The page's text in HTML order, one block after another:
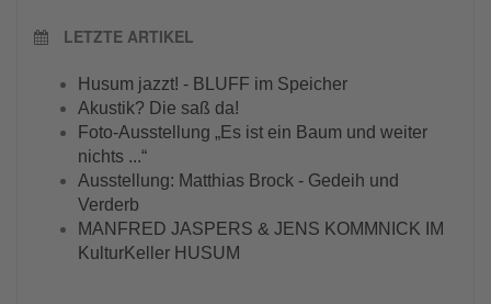
LETZTE ARTIKEL
Husum jazzt! - BLUFF im Speicher
Akustik? Die saß da!
Foto-Ausstellung „Es ist ein Baum und weiter
nichts ...“
Ausstellung: Matthias Brock - Gedeih und
Verderb
MANFRED JASPERS & JENS KOMMNICK IM
KulturKeller HUSUM